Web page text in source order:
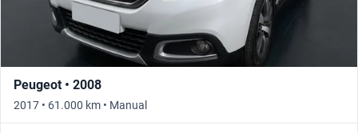
Peugeot • 2008
2017 • 61.000 km • Manual